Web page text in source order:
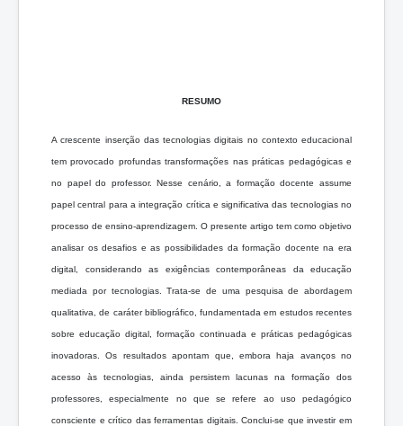
RESUMO
A crescente inserção das tecnologias digitais no contexto educacional
tem provocado profundas transformações nas práticas pedagógicas e
no papel do professor. Nesse cenário, a formação docente assume
papel central para a integração crítica e significativa das tecnologias no
processo de ensino-aprendizagem. O presente artigo tem como objetivo
analisar os desafios e as possibilidades da formação docente na era
digital, considerando as exigências contemporâneas da educação
mediada por tecnologias. Trata-se de uma pesquisa de abordagem
qualitativa, de caráter bibliográfico, fundamentada em estudos recentes
sobre educação digital, formação continuada e práticas pedagógicas
inovadoras. Os resultados apontam que, embora haja avanços no
acesso às tecnologias, ainda persistem lacunas na formação dos
professores, especialmente no que se refere ao uso pedagógico
consciente e crítico das ferramentas digitais. Conclui-se que investir em